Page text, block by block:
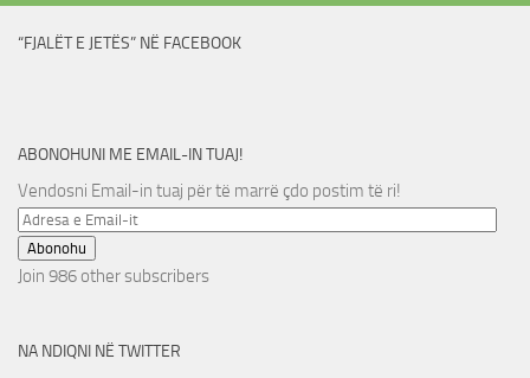
“FJALËT E JETËS” NË FACEBOOK
ABONOHUNI ME EMAIL-IN TUAJ!
Vendosni Email-in tuaj për të marrë çdo postim të ri!
Adresa
e
Email-
Abonohu
Join 986 other subscribers
NA NDIQNI NË TWITTER